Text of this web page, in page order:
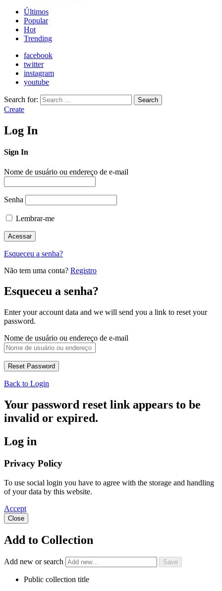
Últimos
Popular
Hot
Trending
facebook
twitter
instagram
youtube
Search for: Search
Create
Log In
Sign In
Nome de usuário ou endereço de e-mail
Senha
Lembrar-me
Esqueceu a senha?
Não tem uma conta? Registro
Esqueceu a senha?
Enter your account data and we will send you a link to reset your
password.
Nome de usuário ou endereço de e-mail
Back to Login
Your password reset link appears to be
invalid or expired.
Log in
Privacy Policy
To use social login you have to agree with the storage and handling
of your data by this website.
Accept
Close
Add to Collection
Add new or search
Public collection title